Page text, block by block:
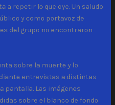
a repetir lo que oye. Un saludo
y como portavoz de
del grupo no encontraron
sobre la muerte y lo
entrevistas a distintas
pantalla. Las imágenes
sobre el blanco de fondo